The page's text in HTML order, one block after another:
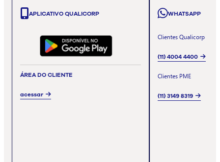
APLICATIVO QUALICORP
ÁREA DO CLIENTE
acessar
WHATSAPP
Clientes Qualicorp
(11) 4004 4400
Clientes PME
(11) 3149 8319